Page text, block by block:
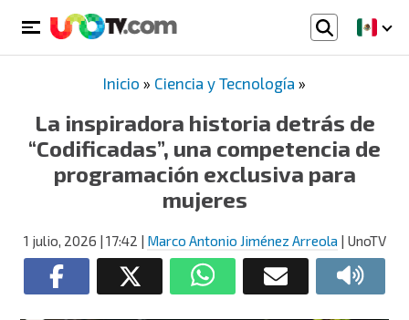
Inicio » Ciencia y Tecnología »
La inspiradora historia detrás de
“Codificadas”, una competencia de
programación exclusiva para
mujeres
1 julio, 2026 | 17:42 | Marco Antonio Jiménez Arreola | UnoTV